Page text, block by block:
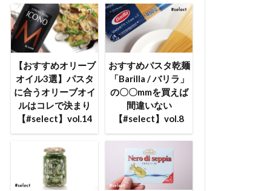
【おすすめオリーブ
オイル3選】パスタ
に合うオリーブオイ
ルはコレで決まり
【#select】vol.14
おすすめパスタ乾麺
「Barilla / バリラ」
の〇〇mmを買えば
間違いない
【#select】vol.8